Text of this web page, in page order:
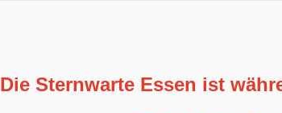
Die Sternwarte Essen ist